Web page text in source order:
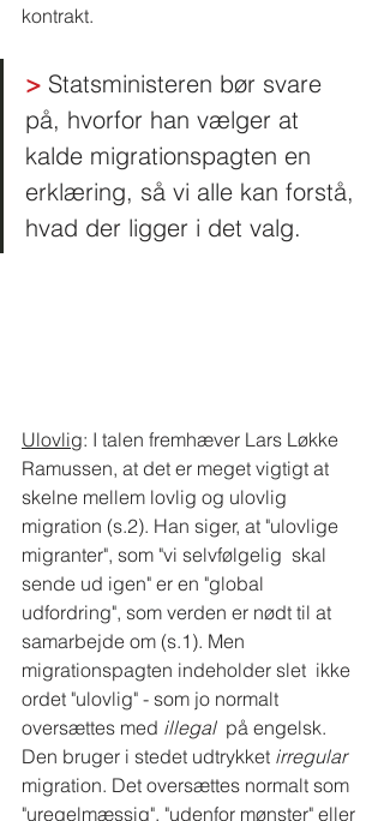
kontrakt.
> Statsministeren bør svare
på, hvorfor han vælger at
kalde migrationspagten en
erklæring, så vi alle kan forstå,
hvad der ligger i det valg.
Ulovlig: I talen fremhæver Lars Løkke
Ramussen, at det er meget vigtigt at
skelne mellem lovlig og ulovlig
migration (s.2). Han siger, at "ulovlige
migranter", som "vi selvfølgelig  skal
sende ud igen" er en "global
udfordring", som verden er nødt til at
samarbejde om (s.1). Men
migrationspagten indeholder slet  ikke
ordet "ulovlig" - som jo normalt
oversættes med illegal
  på engelsk.
Den bruger i stedet udtrykket irregular
migration. Det oversættes normalt som
"uregelmæssig", "udenfor mønster" eller